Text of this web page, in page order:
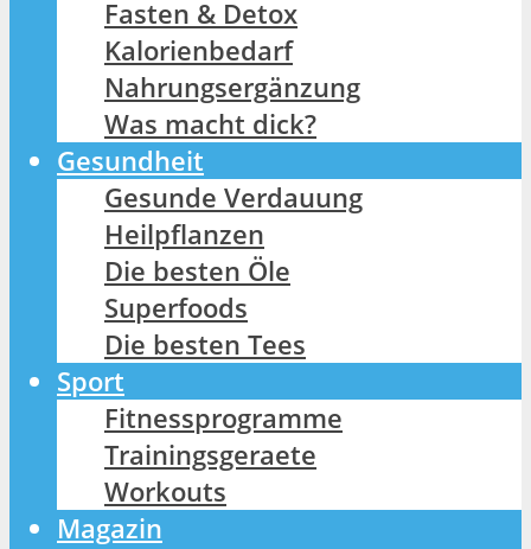
Fasten & Detox
Kalorienbedarf
Nahrungsergänzung
Was macht dick?
Gesundheit
Gesunde Verdauung
Heilpflanzen
Die besten Öle
Superfoods
Die besten Tees
Sport
Fitnessprogramme
Trainingsgeraete
Workouts
Magazin